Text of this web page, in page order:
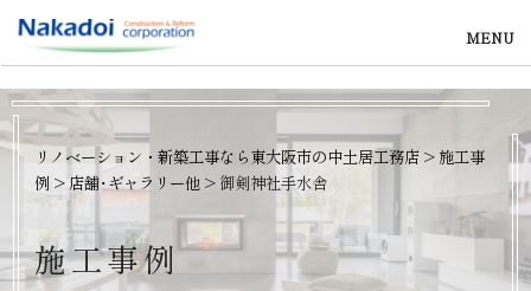
MENU
リノベーション・新築工事なら東大阪市の中土居工務店 > 施工事
例 >店舗･ギャラリー他 > 御剣神社手水舎
施工事例